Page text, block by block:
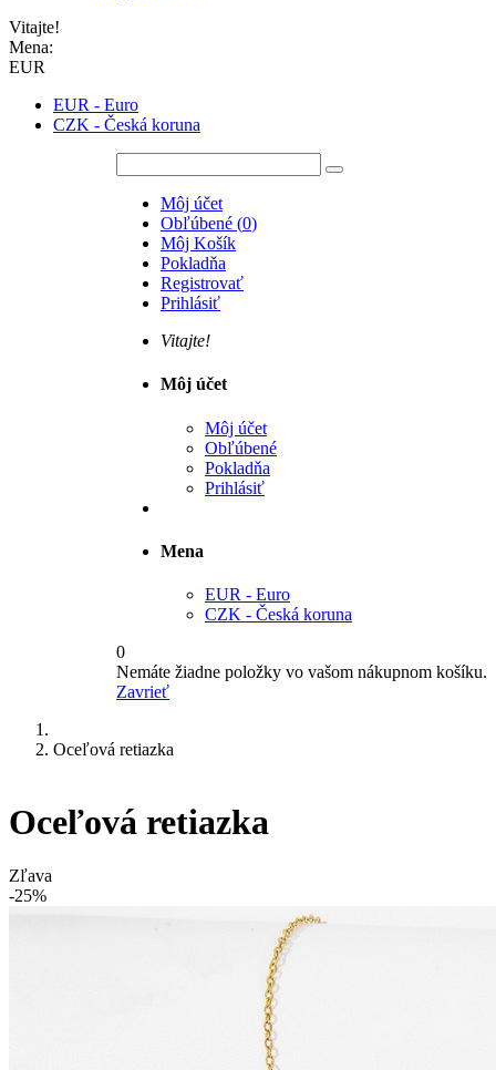
Vitajte!
Mena:
EUR
EUR - Euro
CZK - Česká koruna
Môj účet
Obľúbené (0)
Môj Košík
Pokladňa
Registrovať
Prihlásiť
Vitajte!
Môj účet
Môj účet
Obľúbené
Pokladňa
Prihlásiť
Mena
EUR - Euro
CZK - Česká koruna
0
Nemáte žiadne položky vo vašom nákupnom košíku.
Zavrieť
Oceľová retiazka
Oceľová retiazka
Zľava
-25%